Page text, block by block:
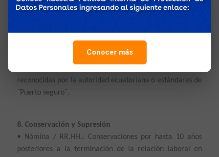
Protección de Datos Personales. Estas transferencias se
adecuadas, y se sustentarán en una base legal válida o en
el consentimiento del titular, cuando corresponda. A su
vez LA PRADERA / NUTRISIM S.A. verificará que los
reconocidas por la autoridad ecuatoriana o estándares de
¨Puerto seguro¨.
8. Conservación y Supresión
• Nómina / RR.HH.: Conservaciones por hasta 10 años
posteriores a la terminación de la relación laboral en
Conocer más